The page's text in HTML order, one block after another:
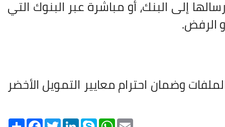
إلى البنك، أو مباشرة عبر البنوك التي
الرفض.
وضمان احترام معايير التمويل الأخضر
Share FacebookTwitterLinkedInSkype WhatsApp